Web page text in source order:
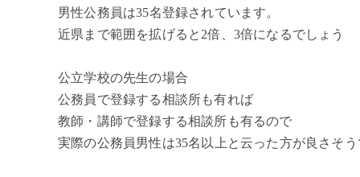
男性公務員は35名登録されています。
近県まで範囲を拡げると2倍、3倍になるでしょう
公立学校の先生の場合
公務員で登録する相談所も有れば
教師・講師で登録する相談所も有るので
実際の公務員男性は35名以上と云った方が良さそう